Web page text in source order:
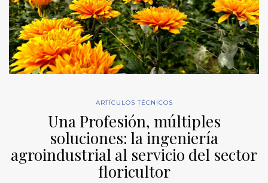
ARTÍCULOS TÉCNICOS
Una Profesión, múltiples
soluciones: la ingeniería
agroindustrial al servicio del sector
floricultor